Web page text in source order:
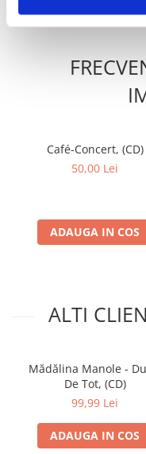
Café-Concert, (CD)
50,00 Lei
ADAUGA IN COS
ALTI
Mădălina Manole -
De Tot, (CD)
99,99 Lei
ADAUGA IN COS